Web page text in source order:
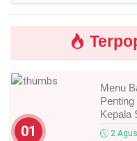
01
Menu
Kepala
2